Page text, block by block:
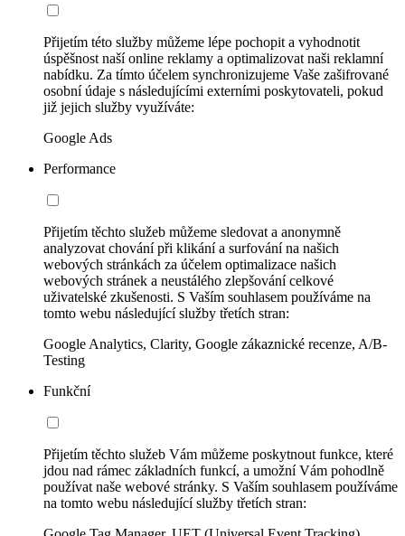
Přijetím této služby můžeme lépe pochopit a vyhodnotit
úspěšnost naší online reklamy a optimalizovat naši reklamní
nabídku. Za tímto účelem synchronizujeme Vaše zašifrované
osobní údaje s následujícími externími poskytovateli, pokud
již jejich služby využíváte:
Google Ads
Performance
Přijetím těchto služeb můžeme sledovat a anonymně
analyzovat chování při klikání a surfování na našich
webových stránkách za účelem optimalizace našich
webových stránek a neustálého zlepšování celkové
uživatelské zkušenosti. S Vaším souhlasem používáme na
tomto webu následující služby třetích stran:
Google Analytics, Clarity, Google zákaznické recenze, A/B-
Testing
Funkční
Přijetím těchto služeb Vám můžeme poskytnout funkce, které
jdou nad rámec základních funkcí, a umožní Vám pohodlně
používat naše webové stránky. S Vaším souhlasem používáme
na tomto webu následující služby třetích stran: